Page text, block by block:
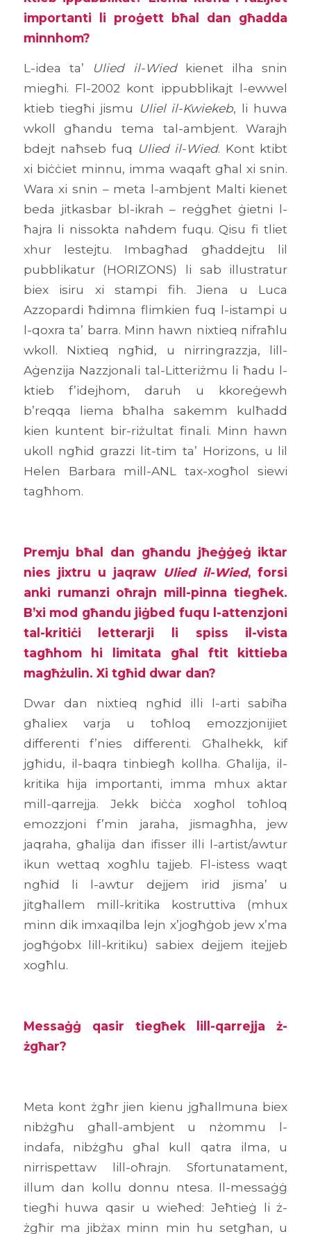
importanti li proġett bħal dan għadda
minnhom?
L-idea ta’ Ulied il-Wied kienet ilha snin
miegħi. Fl-2002 kont ippubblikajt l-ewwel
ktieb tiegħi jismu
Uliel il-Kwiekeb, li huwa
wkoll għandu tema tal-ambjent. Warajh
bdejt naħseb fuq Ulied il-Wied. Kont ktibt
xi biċċiet minnu, imma waqaft għal xi snin.
Wara xi snin – meta l-ambjent Malti kienet
beda jitkasbar bl-ikrah – reġgħet ġietni l-
ħajra li nissokta naħdem fuqu. Qisu fi tliet
xhur lestejtu. Imbagħad għaddejtu lil
pubblikatur (HORIZONS) li sab illustratur
biex isiru xi stampi fih. Jiena u Luca
Azzopardi ħdimna flimkien fuq l-istampi u
l-qoxra ta’ barra. Minn hawn nixtieq nifraħlu
wkoll. Nixtieq ngħid, u nirringrazzja, lill-
Aġenzija Nazzjonali tal-Litteriżmu li ħadu l-
ktieb f’idejhom, daruh u kkoreġewh
b’reqqa liema bħalha sakemm kulħadd
kien kuntent bir-riżultat finali. Minn hawn
ukoll ngħid grazzi lit-tim ta’ Horizons, u lil
Helen Barbara mill-ANL tax-xogħol siewi
tagħhom.
Premju bħal dan għandu jħeġġeġ iktar
nies jixtru u jaqraw Ulied il-Wied, forsi
anki rumanzi oħrajn mill-pinna tiegħek.
B’xi mod għandu jiġbed fuqu l-attenzjoni
tal-kritiċi letterarji li spiss il-vista
tagħhom hi limitata għal ftit kittieba
magħżulin. Xi tgħid dwar dan?
Dwar dan nixtieq ngħid illi l-arti sabiħa
għaliex varja u toħloq emozzjonijiet
differenti f’nies differenti. Għalhekk, kif
jgħidu, il-baqra tinbiegħ kollha. Għalija, il-
kritika hija importanti, imma mhux aktar
mill-qarrejja. Jekk biċċa xogħol toħloq
emozzjoni f’min jaraha, jismagħha, jew
jaqraha, għalija dan ifisser illi l-artist/awtur
ikun wettaq xogħlu tajjeb. Fl-istess waqt
ngħid li l-awtur dejjem irid jisma’ u
jitgħallem mill-kritika kostruttiva (mhux
minn dik imxaqilba lejn x’jogħġob jew x’ma
jogħġobx lill-kritiku) sabiex dejjem itejjeb
xogħlu.
Messaġġ qasir tiegħek lill-qarrejja ż-
żgħar?
Meta kont żgħr jien kienu jgħallmuna biex
nibżgħu għall-ambjent u nżommu l-
indafa, nibżgħu għal kull qatra ilma, u
nirrispettaw lill-oħrajn. Sfortunatament,
illum dan kollu donnu ntesa. Il-messaġġ
tiegħi huwa qasir u wieħed: Jeħtieġ li ż-
żgħir ma jibżax minn min hu setgħan, u